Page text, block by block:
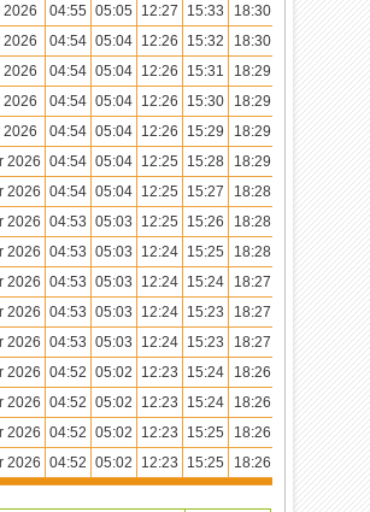
2026 04:55 05:05 12:27 15:33 18:30
19:38
2026 04:54 05:04 12:26 15:32 18:30
19:38
2026 04:54 05:04 12:26 15:31 18:29
19:38
2026 04:54 05:04 12:26 15:30 18:29
19:37
2026 04:54 05:04 12:26 15:29 18:29
19:37
2026 04:54 05:04 12:25 15:28 18:29
19:37
2026 04:54 05:04 12:25 15:27 18:28
19:36
2026 04:53 05:03 12:25 15:26 18:28
19:36
2026 04:53 05:03 12:24 15:25 18:28
19:36
2026 04:53 05:03 12:24 15:24 18:27
19:35
2026 04:53 05:03 12:24 15:23 18:27
19:35
2026 04:53 05:03 12:24 15:23 18:27
19:35
2026 04:52 05:02 12:23 15:24 18:26
19:34
2026 04:52 05:02 12:23 15:24 18:26
19:34
2026 04:52 05:02 12:23 15:25 18:26
19:34
2026 04:52 05:02 12:23 15:25 18:26 19:34